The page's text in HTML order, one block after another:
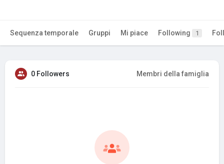
Sequenza temporale Gruppi Mi piace Following 1
0 Followers Membri della famiglia